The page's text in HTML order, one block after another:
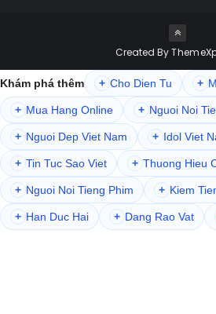
Created By
Khám phá thêm + Cho Dien Tu +
+ Mua Hang Online + Nguoi Noi
+ Nguoi Dep Viet Nam + Idol Viet
+ Tin Tuc Sao Viet + Thuong Hieu
+ Nguoi Noi Tieng Phim + Kiem
+ Han Duc Hai + Dang Rao Vat